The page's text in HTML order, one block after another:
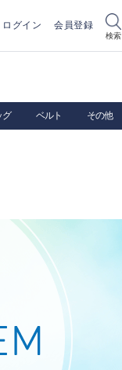
ログイン 会員登録
検索
グ ベルト その他